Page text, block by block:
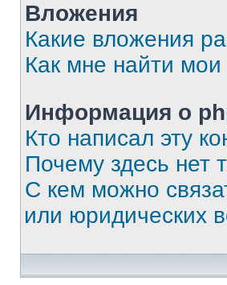
Вложения
Какие вложения
Как мне найти
Информация о
Кто написал эту
Почему здесь нет
С кем можно
или юридических